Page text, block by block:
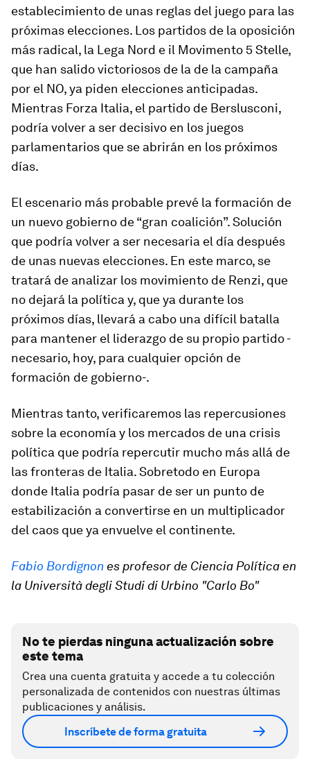
establecimiento de unas reglas del juego para las
próximas elecciones. Los partidos de la oposición
más radical, la Lega Nord e il Movimento 5 Stelle,
que han salido victoriosos de la de la campaña
por el NO, ya piden elecciones anticipadas.
Mientras Forza Italia, el partido de Berslusconi,
podría volver a ser decisivo en los juegos
parlamentarios que se abrirán en los próximos
días.
El escenario más probable prevé la formación de
un nuevo gobierno de “gran coalición”. Solución
que podría volver a ser necesaria el día después
de unas nuevas elecciones. En este marco, se
tratará de analizar los movimiento de Renzi, que
no dejará la política y, que ya durante los
próximos días, llevará a cabo una difícil batalla
para mantener el liderazgo de su propio partido -
necesario, hoy, para cualquier opción de
formación de gobierno-.
Mientras tanto, verificaremos las repercusiones
sobre la economía y los mercados de una crisis
política que podría repercutir mucho más allá de
las fronteras de Italia. Sobretodo en Europa
donde Italia podría pasar de ser un punto de
estabilización a convertirse en un multiplicador
del caos que ya envuelve el continente.
Fabio Bordignon es profesor de Ciencia Política en
la Università degli Studi di Urbino "Carlo Bo"
No te pierdas ninguna actualización sobre
este tema
Crea una cuenta gratuita y accede a tu colección
personalizada de contenidos con nuestras últimas
publicaciones y análisis.
Inscríbete de forma gratuita